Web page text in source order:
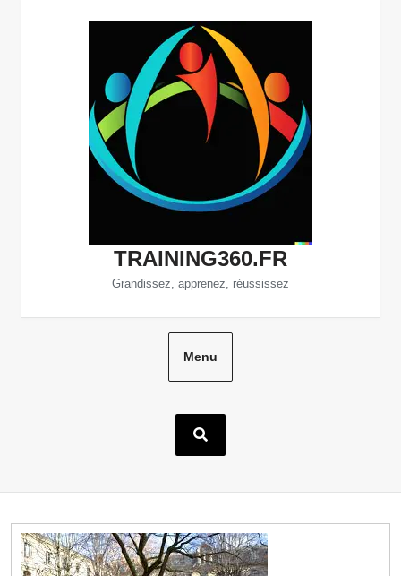
TRAINING360.FR
Grandissez, apprenez, réussissez
Menu